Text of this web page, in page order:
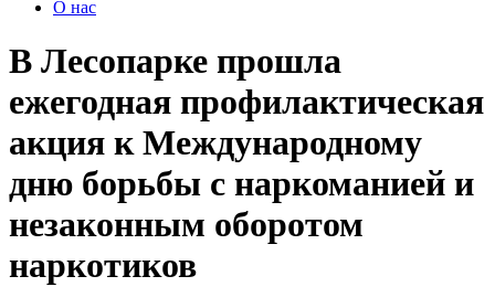
О нас
В Лесопарке прошла
ежегодная профилактическая
акция к Международному
дню борьбы с наркоманией и
незаконным оборотом
наркотиков